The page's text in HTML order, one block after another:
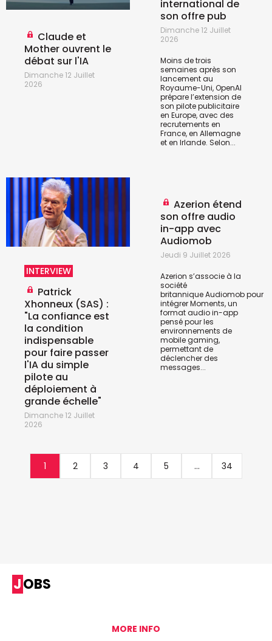
Claude et
Mother ouvrent le
débat sur l'IA
Dimanche 12 Juillet
2026
international de
son offre pub
Dimanche 12 Juillet
2026
Moins de trois
semaines après son
lancement au
Royaume-Uni, OpenAI
prépare l’extension de
son pilote publicitaire
en Europe, avec des
recrutements en
France, en Allemagne
et en Irlande. Selon...
INTERVIEW
Patrick
Xhonneux (SAS) :
"La confiance est
la condition
indispensable
pour faire passer
l'IA du simple
pilote au
déploiement à
grande échelle"
Dimanche 12 Juillet
2026
Azerion étend
son offre audio
in-app avec
Audiomob
Jeudi 9 Juillet 2026
Azerion s’associe à la
société
britanniqueAudiomobpour
intégrer Moments, un
format audio in-app
pensé pour les
environnements de
mobile gaming,
permettant de
déclencher des
messages...
1 2 3 4 5 ... 34
JOBS
MORE INFO